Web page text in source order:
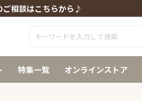
ご相談はこちらから♪
特集一覧 オンラインストア